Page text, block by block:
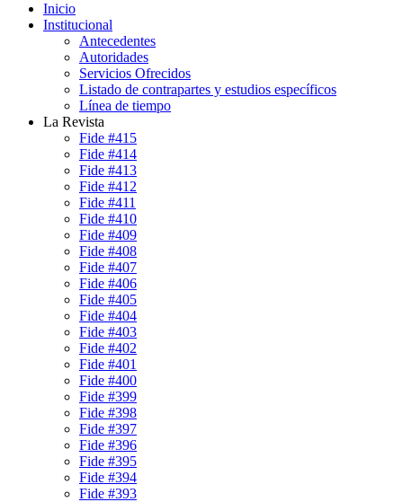
Inicio
Institucional
Antecedentes
Autoridades
Servicios Ofrecidos
Listado de contrapartes y estudios específicos
Línea de tiempo
La Revista
Fide #415
Fide #414
Fide #413
Fide #412
Fide #411
Fide #410
Fide #409
Fide #408
Fide #407
Fide #406
Fide #405
Fide #404
Fide #403
Fide #402
Fide #401
Fide #400
Fide #399
Fide #398
Fide #397
Fide #396
Fide #395
Fide #394
Fide #393